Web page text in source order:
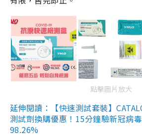
點擊圖片放大
延伸閱讀：【快速測試套裝】
測試劑換購優惠！15分鐘驗新冠病
98.26%